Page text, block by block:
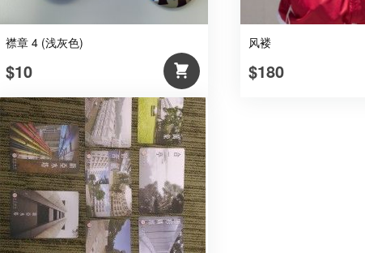
数
襟章 4 (浅灰色)
$10
风褛
$180